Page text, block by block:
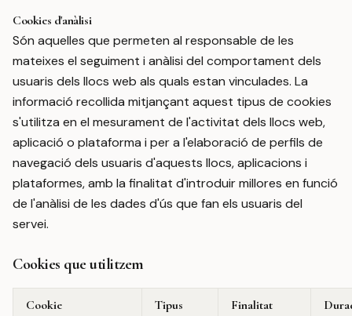
Cookies d'anàlisi
Són aquelles que permeten al responsable de les
mateixes el seguiment i anàlisi del comportament dels
usuaris dels llocs web als quals estan vinculades. La
informació recollida mitjançant aquest tipus de cookies
s'utilitza en el mesurament de l'activitat dels llocs web,
aplicació o plataforma i per a l'elaboració de perfils de
navegació dels usuaris d'aquests llocs, aplicacions i
plataformes, amb la finalitat d'introduir millores en funció
de l'anàlisi de les dades d'ús que fan els usuaris del
servei.
Cookies que utilitzem
Cookie Tipus Finalitat